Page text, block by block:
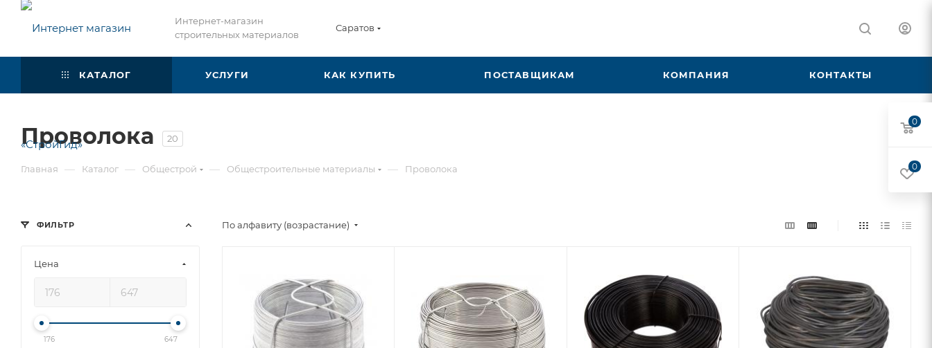
Интернет-магазин
строительных материалов
Саратов
КАТАЛОГ УСЛУГИ КАК КУПИТЬ ПОСТАВЩИКАМ КОМПАНИЯ КОНТАКТЫ
Проволока 20
Главная — Каталог — Общестрой — Общестроительные материалы — Проволока
По алфавиту (возрастание)
ФИЛЬТР
Цена
176 647
0
0